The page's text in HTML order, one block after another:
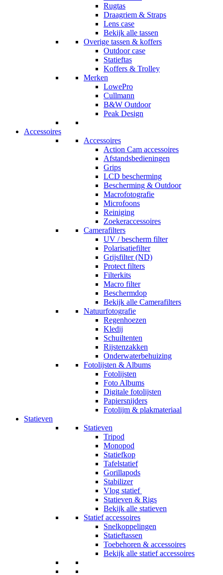
Rugtas
Draagriem & Straps
Lens case
Bekijk alle tassen
Overige tassen & koffers
Outdoor case
Statieftas
Koffers & Trolley
Merken
LowePro
Cullmann
B&W Outdoor
Peak Design
Accessoires
Accessoires
Action Cam accessoires
Afstandsbedieningen
Grips
LCD bescherming
Bescherming & Outdoor
Macrofotografie
Microfoons
Reiniging
Zoekeraccessoires
Camerafilters
UV / bescherm filter
Polarisatiefilter
Grijsfilter (ND)
Protect filters
Filterkits
Macro filter
Beschermdop
Bekijk alle Camerafilters
Natuurfotografie
Regenhoezen
Kledij
Schuiltenten
Rijstenzakken
Onderwaterbehuizing
Fotolijsten & Albums
Fotolijsten
Foto Albums
Digitale fotolijsten
Papiersnijders
Fotolijm & plakmateriaal
Statieven
Statieven
Tripod
Monopod
Statiefkop
Tafelstatief
Gorillapods
Stabilizer
Vlog statief
Statieven & Rigs
Bekijk alle statieven
Statief accessoires
Snelkoppelingen
Statieftassen
Toebehoren & accessoires
Bekijk alle statief accessoires